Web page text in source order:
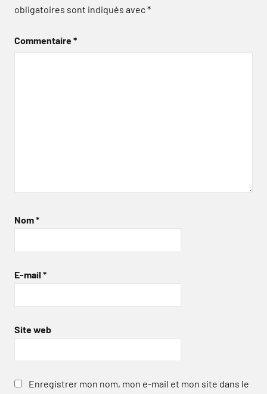
obligatoires sont indiqués avec*
Commentaire*
Nom*
E-mail *
Site web
Enregistrer mon nom, mon e-mail et mon site dans le